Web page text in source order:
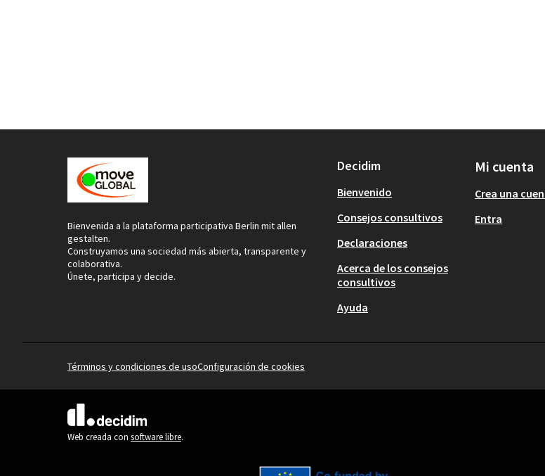
Bienvenida a la plataforma participativa Berlin mit allen
gestalten.
Construyamos una sociedad más abierta, transparente y
colaborativa.
Únete, participa y decide.
Decidim
Bienvenido
Consejos consultivos
Declaraciones
Acerca de los consejos
consultivos
Ayuda
Mi cuenta
Crea una
Entra
Términos y condiciones de usoConfiguración de cookies
(Enlace externo)
Web creada con software libre.